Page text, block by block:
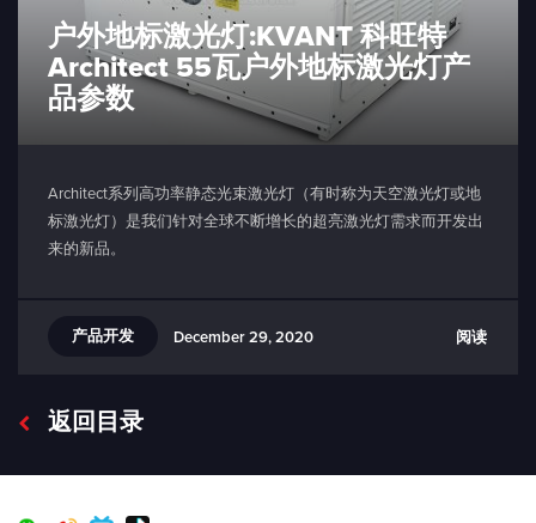
户外地标激光灯:KVANT 科旺特
Architect 55瓦户外地标激光灯产
品参数
Architect系列高功率静态光束激光灯（有时称为天空激光灯或地
标激光灯）是我们针对全球不断增长的超亮激光灯需求而开发出
来的新品。
产品开发 December 29, 2020 阅读
返回目录